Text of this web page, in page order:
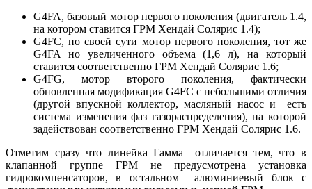
G4FA, базовый мотор первого поколения (двигатель 1.4,
на котором ставится ГРМ Хендай Солярис 1.4);
G4FC, по своей сути мотор первого поколения, тот же
G4FA но увеличенного объема (1,6 л), на который
ставится соответственно ГРМ Хендай Солярис 1.6;
G4FG, мотор второго поколения, фактически
обновленная модификация G4FC с небольшими отличия
(другой впускной коллектор, масляный насос и есть
система изменения фаз газораспределения), на которой
задействован соответственно ГРМ Хендай Солярис 1.6.
Отметим сразу что линейка Гамма отличается тем, что в
клапанной группе ГРМ не предусмотрена установка
гидрокомпенсаторов, в остальном алюминиевый блок с